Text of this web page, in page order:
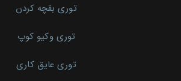
توری بقچه کردن
توری وکیو کوپ
توری عایق کاری